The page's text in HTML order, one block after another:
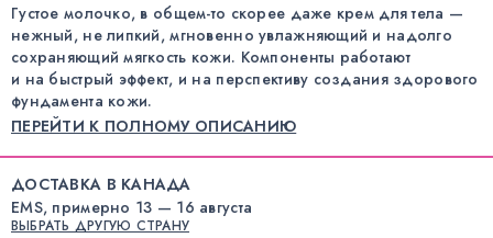
Густое молочко, в общем-то скорее даже крем для тела —
нежный, не липкий, мгновенно увлажняющий и надолго
сохраняющий мягкость кожи. Компоненты работают
и на быстрый эффект, и на перспективу создания здорового
фундамента кожи.
ПЕРЕЙТИ К ПОЛНОМУ ОПИСАНИЮ
ДОСТАВКА В КАНАДА
EMS, примерно 13 — 16 августа
ВЫБРАТЬ ДРУГУЮ СТРАНУ